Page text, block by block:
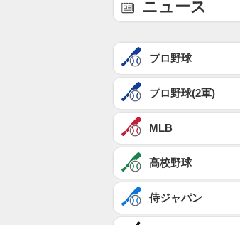
ニュース
プロ野球
プロ野球(2軍)
MLB
高校野球
侍ジャパン